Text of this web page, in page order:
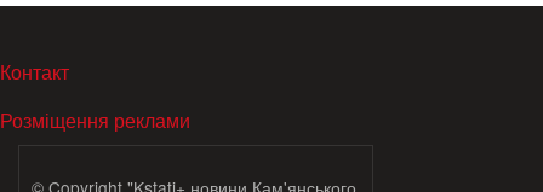
МЕНЮ В ПОДВАЛЕ
Контакт
Розміщення реклами
© Copyright "Kstati+ новини Кам'янського